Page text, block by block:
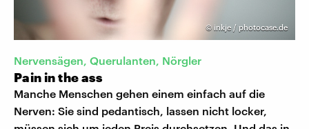
© inkje / photocase.de
Nervensägen, Querulanten, Nörgler
Pain in the ass
Manche Menschen gehen einem einfach auf die
Nerven: Sie sind pedantisch, lassen nicht locker,